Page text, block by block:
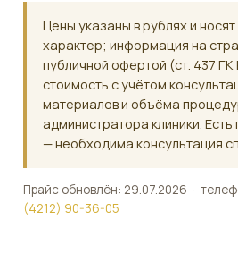
Цены указаны в рублях и
характер; информация на
публичной офертой (ст. 437
стоимость с учётом
материалов и объёма
администратора клиники.
— необходима консультация
Прайс обновлён: 29.07.2026 ·
(4212) 90-36-05